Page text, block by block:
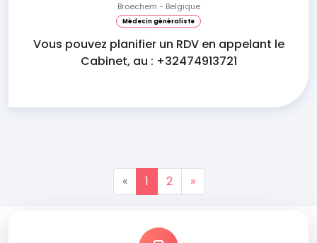
Broechem - Belgique
Médecin généraliste
Vous pouvez planifier un RDV en appelant le
Cabinet, au : +32474913721
« 1 2 »